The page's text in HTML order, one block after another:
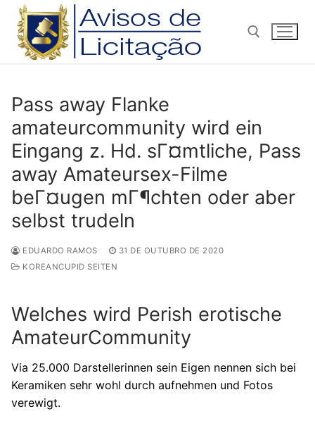
Pular
para
conteúdo
Pass away Flanke
amateurcommunity wird ein
Eingang z. Hd. sГ¤mtliche, Pass
away Amateursex-Filme
beГ¤ugen mГ¶chten oder aber
selbst trudeln
EDUARDO RAMOS
31 DE OUTUBRO DE 2020
KOREANCUPID SEITEN
Welches wird Perish erotische
AmateurCommunity
Via 25.000 Darstellerinnen sein Eigen nennen sich bei
Keramiken sehr wohl durch aufnehmen und Fotos
verewigt.